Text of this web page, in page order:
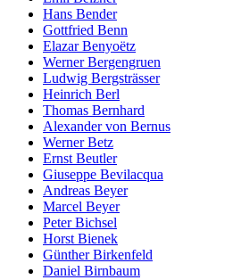
Hans Bender
Gottfried Benn
Elazar Benyoëtz
Werner Bergengruen
Ludwig Bergsträsser
Heinrich Berl
Thomas Bernhard
Alexander von Bernus
Werner Betz
Ernst Beutler
Giuseppe Bevilacqua
Andreas Beyer
Marcel Beyer
Peter Bichsel
Horst Bienek
Günther Birkenfeld
Daniel Birnbaum